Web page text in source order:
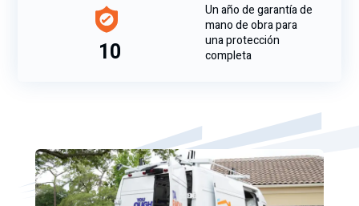
10
Un año de garantía de
mano de obra para
una protección
completa